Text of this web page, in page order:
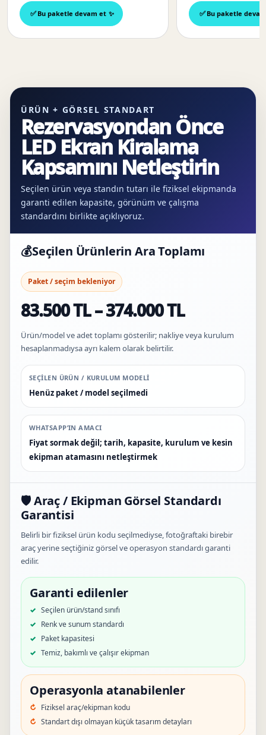
Bu paketle devam et Bu paketle
ÜRÜN + GÖRSEL STANDART
Rezervasyondan Önce
LED Ekran Kiralama
Kapsamını Netleştirin
Seçilen ürün veya standın tutarı ile fiziksel ekipmanda
garanti edilen kapasite, görünüm ve çalışma
standardını birlikte açıklıyoruz.
💰Seçilen Ürünlerin Ara Toplamı
Paket / seçim bekleniyor
83.500 TL – 374.000 TL
Ürün/model ve adet toplamı gösterilir; nakliye veya kurulum
hesaplanmadıysa ayrı kalem olarak belirtilir.
SEÇILEN ÜRÜN / KURULUM MODELI
Henüz paket / model seçilmedi
WHATSAPP’IN AMACI
Fiyat sormak değil; tarih, kapasite, kurulum ve kesin
ekipman atamasını netleştirmek
🛡️ Araç / Ekipman Görsel Standardı
Garantisi
Belirli bir fiziksel ürün kodu seçilmediyse, fotoğraftaki birebir
araç yerine seçtiğiniz görsel ve operasyon standardı garanti
edilir.
Garanti edilenler
Seçilen ürün/stand sınıfı
Renk ve sunum standardı
Paket kapasitesi
Temiz, bakımlı ve çalışır ekipman
Operasyonla atanabilenler
Fiziksel araç/ekipman kodu
Standart dışı olmayan küçük tasarım detayları